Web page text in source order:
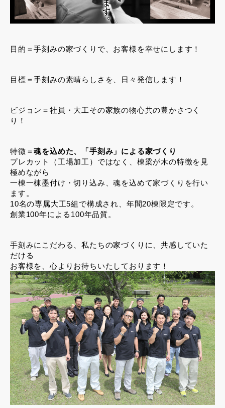
目的＝手刻みの家づくりで、お客様を幸せにします！
目標＝手刻みの素晴らしさを、日々発信します！
ビジョン＝社員・大工その家族の物心共の豊かさつく
り！
特徴＝魂を込めた、「手刻み」による家づくり
プレカット（工場加工）ではなく、棟梁が木の特徴を見
極めながら
一棟一棟墨付け・切り込み、魂を込めて家づくりを行い
ます。
10名の専属大工5組で構成され、年間20棟限定です。
創業100年による100年品質。
手刻みにこだわる、私たちの家づくりに、共感していた
だける
お客様を、心よりお待ちいたしております！